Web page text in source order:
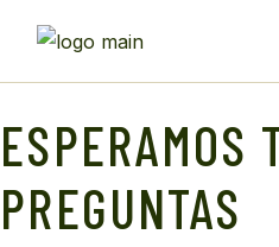
ESPERAMOS
PREGUNTAS